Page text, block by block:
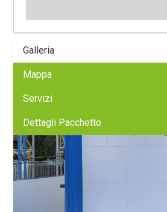
Galleria
Mappa
Servizi
Dettagli Pacchetto